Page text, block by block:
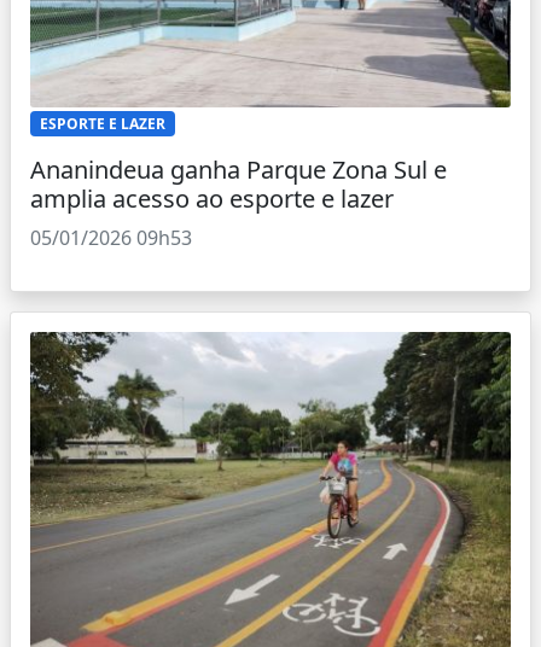
ESPORTE E LAZER
Ananindeua ganha Parque Zona Sul e
amplia acesso ao esporte e lazer
05/01/2026 09h53